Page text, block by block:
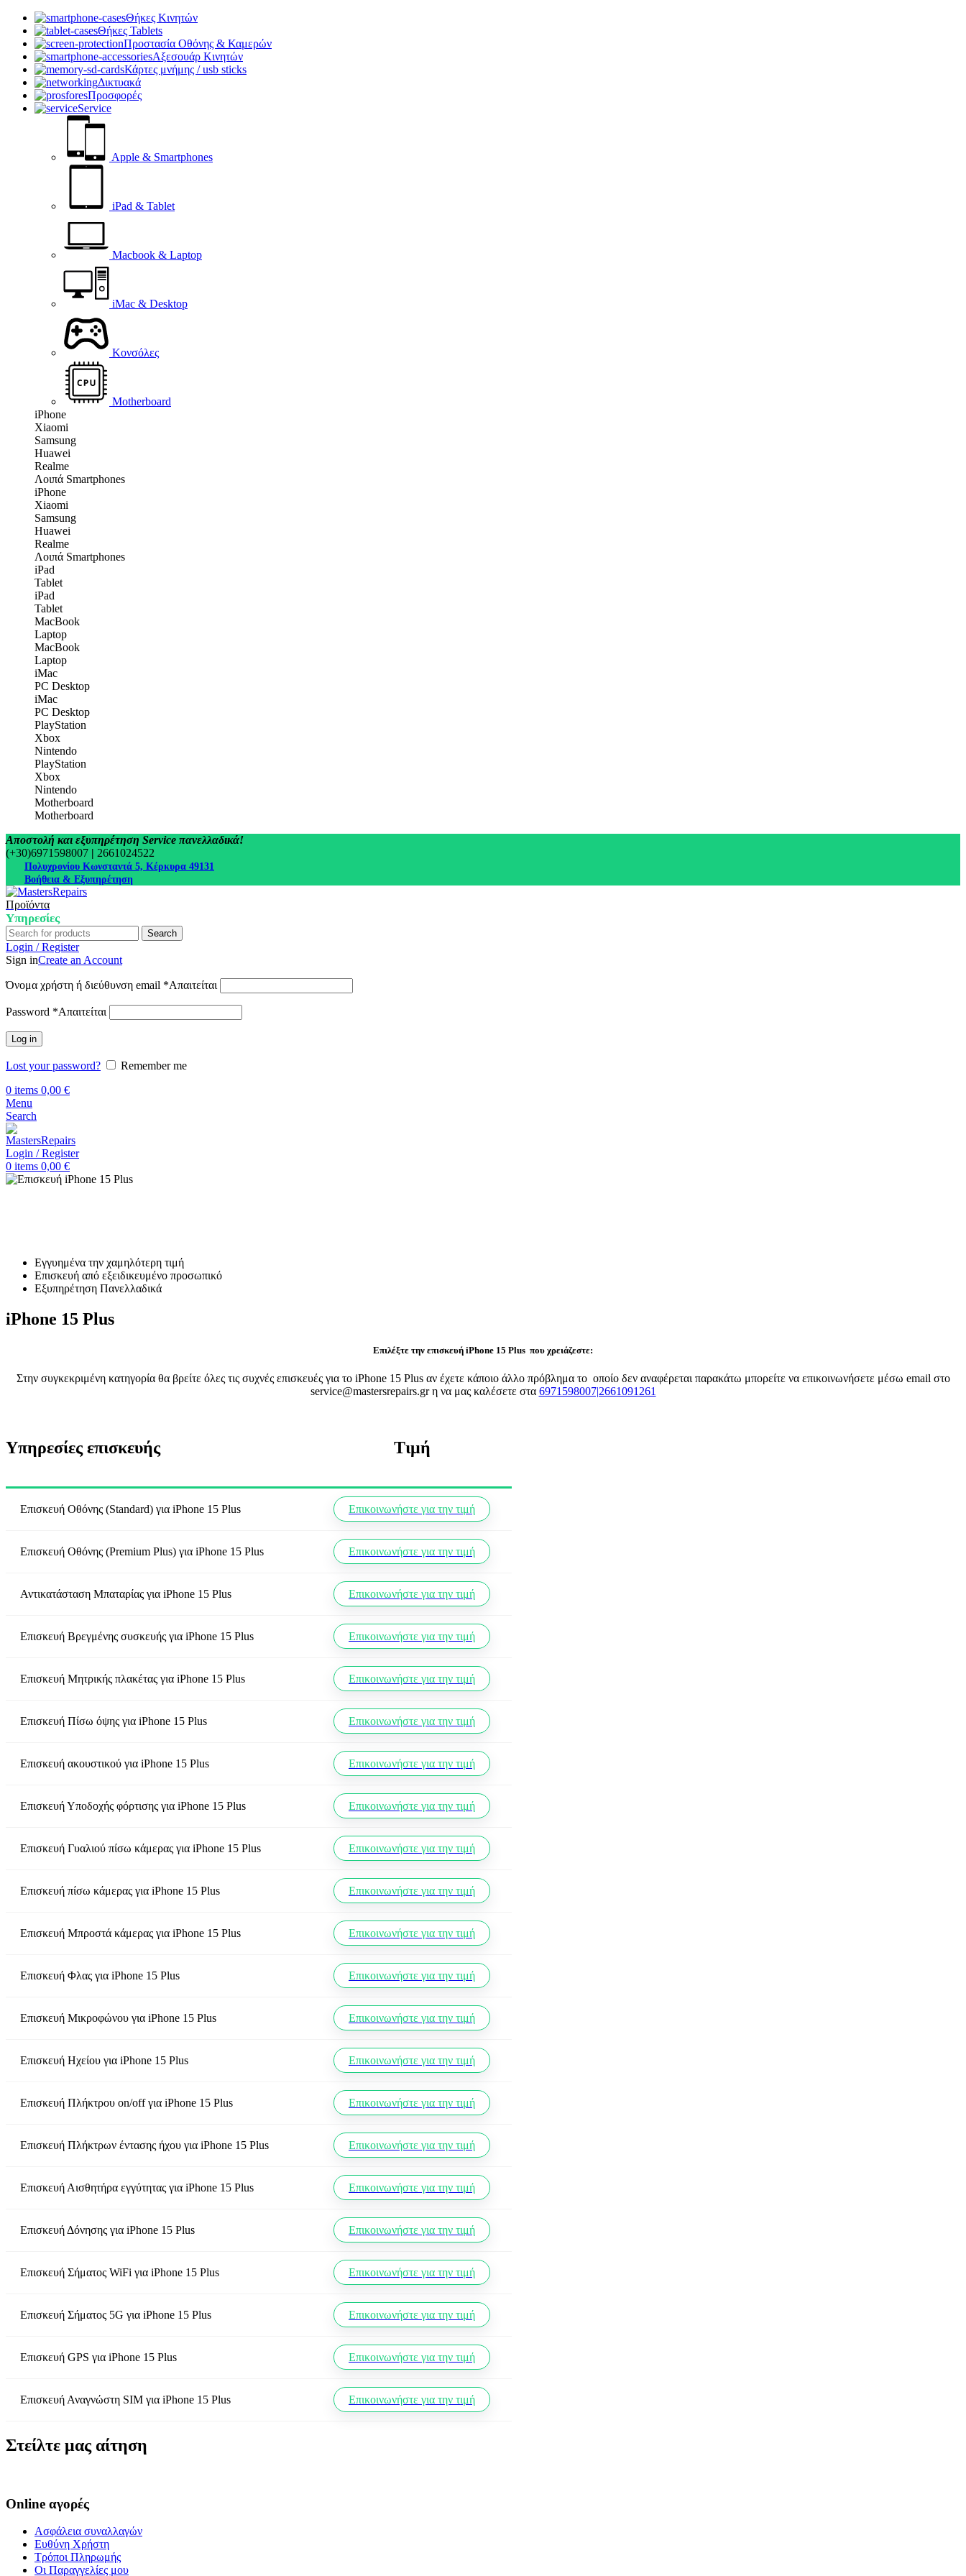
Θήκες Κινητών
Θήκες Tablets
Προστασία Οθόνης & Καμερών
Αξεσουάρ Κινητών
Κάρτες μνήμης / usb sticks
Δικτυακά
Προσφορές
Service
Apple & Smartphones
iPad & Tablet
Macbook & Laptop
iMac & Desktop
Κονσόλες
Motherboard
iPhone
Xiaomi
Samsung
Huawei
Realme
Λοιπά Smartphones
iPhone
Xiaomi
Samsung
Huawei
Realme
Λοιπά Smartphones
iPad
Tablet
iPad
Tablet
MacBook
Laptop
MacBook
Laptop
iMac
PC Desktop
iMac
PC Desktop
PlayStation
Xbox
Nintendo
PlayStation
Xbox
Nintendo
Motherboard
Motherboard
Αποστολή και εξυπηρέτηση Service πανελλαδικά!
(+30)6971598007 | 2661024522
Πολυχρονίου Κωνσταντά 5, Κέρκυρα 49131
Βοήθεια & Εξυπηρέτηση
Προϊόντα
Υπηρεσίες
Search
Login / Register
Sign inCreate an Account
Όνομα χρήστη ή διεύθυνση email *Απαιτείται
Password *Απαιτείται
Log in
Lost your password?
Remember me
0 items 0,00 €
Menu
Search
Login / Register
0 items 0,00 €
Εγγυημένα την χαμηλότερη τιμή
Επισκευή από εξειδικευμένο προσωπικό
Εξυπηρέτηση Πανελλαδικά
iPhone 15 Plus
Επιλέξτε την επισκευή iPhone 15 Plus που χρειάζεστε:
Στην συγκεκριμένη κατηγορία θα βρείτε όλες τις συχνές επισκευές για το iPhone 15 Plus αν έχετε κάποιο άλλο πρόβλημα το οποίο δεν αναφέρεται παρακάτω μπορείτε να επικοινωνήσετε μέσω email στο
service@mastersrepairs.gr η να μας καλέσετε στα 6971598007|2661091261
Υπηρεσίες επισκευής Τιμή
Επισκευή Οθόνης (Standard) για iPhone 15 Plus Επικοινωνήστε για την τιμή
Επισκευή Οθόνης (Premium Plus) για iPhone 15 Plus Επικοινωνήστε για την τιμή
Αντικατάσταση Μπαταρίας για iPhone 15 Plus Επικοινωνήστε για την τιμή
Επισκευή Βρεγμένης συσκευής για iPhone 15 Plus Επικοινωνήστε για την τιμή
Επισκευή Μητρικής πλακέτας για iPhone 15 Plus Επικοινωνήστε για την τιμή
Επισκευή Πίσω όψης για iPhone 15 Plus Επικοινωνήστε για την τιμή
Επισκευή ακουστικού για iPhone 15 Plus Επικοινωνήστε για την τιμή
Επισκευή Υποδοχής φόρτισης για iPhone 15 Plus Επικοινωνήστε για την τιμή
Επισκευή Γυαλιού πίσω κάμερας για iPhone 15 Plus Επικοινωνήστε για την τιμή
Επισκευή πίσω κάμερας για iPhone 15 Plus Επικοινωνήστε για την τιμή
Επισκευή Μπροστά κάμερας για iPhone 15 Plus Επικοινωνήστε για την τιμή
Επισκευή Φλας για iPhone 15 Plus Επικοινωνήστε για την τιμή
Επισκευή Μικροφώνου για iPhone 15 Plus Επικοινωνήστε για την τιμή
Επισκευή Ηχείου για iPhone 15 Plus Επικοινωνήστε για την τιμή
Επισκευή Πλήκτρου on/offγια iPhone 15 Plus Επικοινωνήστε για την τιμή
Επισκευή Πλήκτρων έντασης ήχου για iPhone 15 Plus Επικοινωνήστε για την τιμή
Επισκευή Αισθητήρα εγγύτητας για iPhone 15 Plus Επικοινωνήστε για την τιμή
Επισκευή Δόνησης για iPhone 15 Plus Επικοινωνήστε για την τιμή
Επισκευή Σήματος WiFi για iPhone 15 Plus Επικοινωνήστε για την τιμή
Επισκευή Σήματος 5G για iPhone 15 Plus Επικοινωνήστε για την τιμή
Επισκευή GPS για iPhone 15 Plus Επικοινωνήστε για την τιμή
Επισκευή Αναγνώστη SIM για iPhone 15 Plus Επικοινωνήστε για την τιμή
Στείλτε μας αίτηση
Online αγορές
Ασφάλεια συναλλαγών
Ευθύνη Χρήστη
Τρόποι Πληρωμής
Οι Παραγγελίες μου